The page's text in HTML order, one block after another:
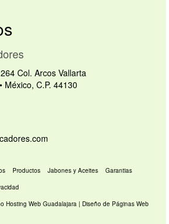
Col. Arcos Vallarta
México, C.P. 44130
Productos Jabones y Aceites
Garantias
Hosting Web Guadalajara | Diseño de Páginas Web